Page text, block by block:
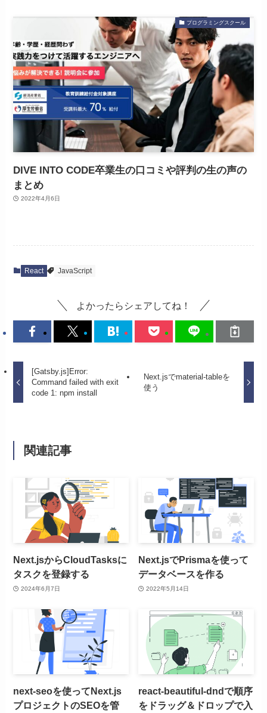
プログラミングスクール
DIVE INTO CODE卒業生の口コミや評判の生の声の
まとめ
2022年4月6日
React JavaScript
よかったらシェアしてね！
[Gatsby.js]Error:
Command failed with exit
code 1: npm install
Next.jsでmaterial-tableを
使う
関連記事
Next.jsからCloudTasksに
タスクを登録する
2024年6月7日
Next.jsでPrismaを使って
データベースを作る
2022年5月14日
next-seoを使ってNext.js
プロジェクトのSEOを管
react-beautiful-dndで順序
をドラッグ＆ドロップで入